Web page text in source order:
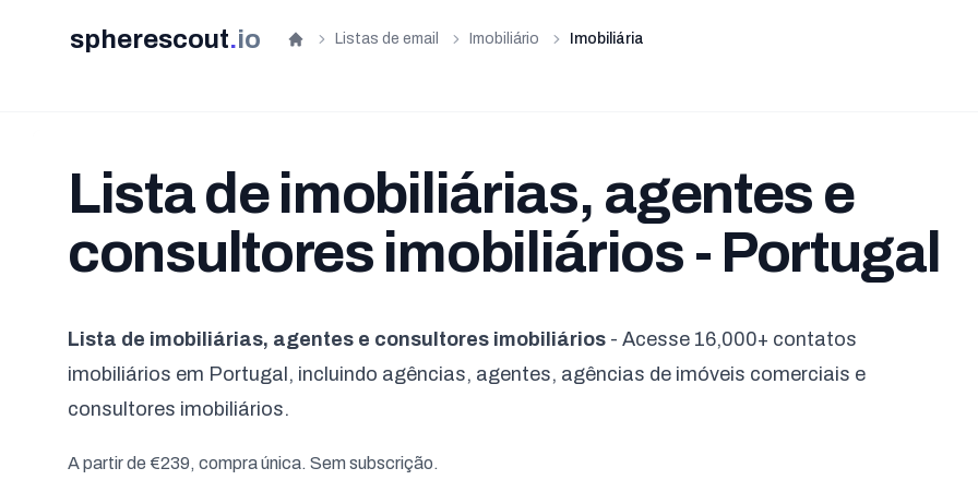
spherescout.io Início
Listas de email Imobiliário Imobiliária
Lista de imobiliárias, agentes e
consultores imobiliários - Portugal
Lista de imobiliárias, agentes e consultores imobiliários - Acesse 16,000+ contatos
imobiliários em Portugal, incluindo agências, agentes, agências de imóveis comerciais e
consultores imobiliários.
A partir de €239, compra única. Sem subscrição.